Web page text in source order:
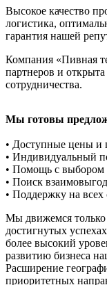
Высокое качество
логистика,
гарантия нашей
Компания «Пивная
партнеров и
сотрудничества.
Мы готовы
• Доступные цены и
• Индивидуальный
• Помощь с выбором
• Поиск
• Поддержку на всех
Мы движемся только
достигнутых
более высокий
развитию бизнеса
Расширение
приоритетных